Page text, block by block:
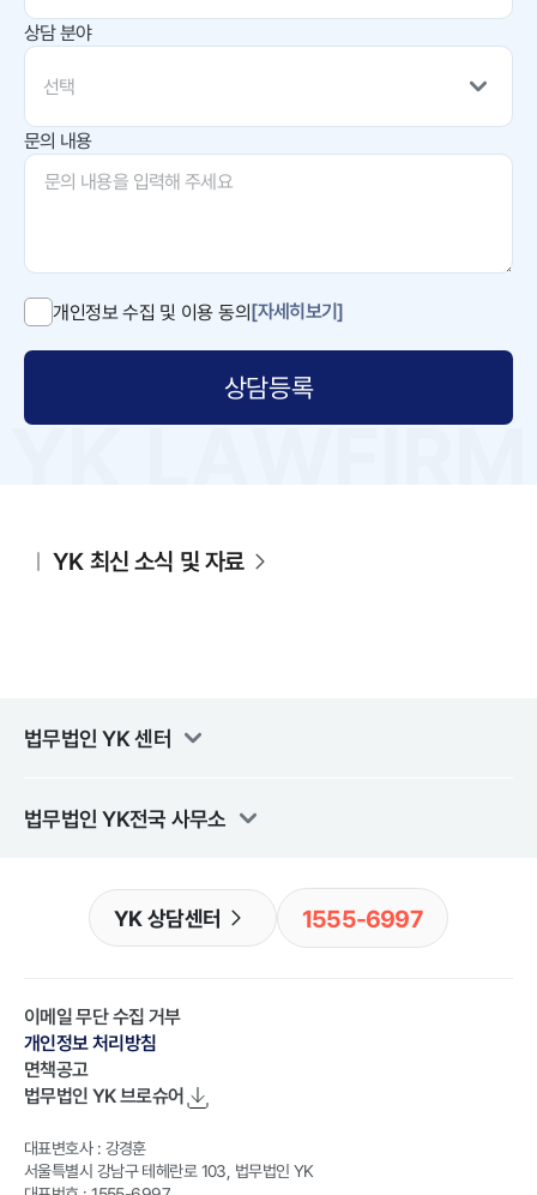
상담 분야
선택
문의 내용
개인정보 수집 및 이용 동의[자세히보기]
상담등록
YK 최신 소식 및 자료
법무법인 YK센터
법무법인 YK전국 사무소
YK 상담센터 1555-6997
이메일 무단 수집 거부
개인정보 처리방침
면책공고
법무법인 YK브로슈어
대표변호사 : 강경훈
서울특별시 강남구 테헤란로 103, 법무법인 YK